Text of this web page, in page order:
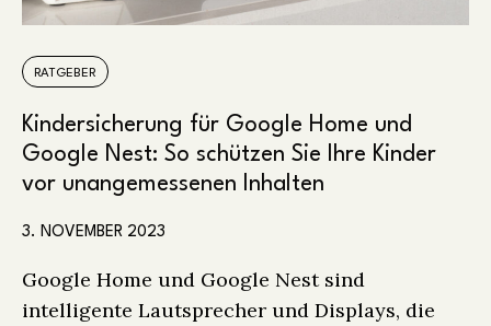
RATGEBER
Kindersicherung für Google Home und
Google Nest: So schützen Sie Ihre Kinder
vor unangemessenen Inhalten
3. NOVEMBER 2023
Google Home und Google Nest sind
intelligente Lautsprecher und Displays, die